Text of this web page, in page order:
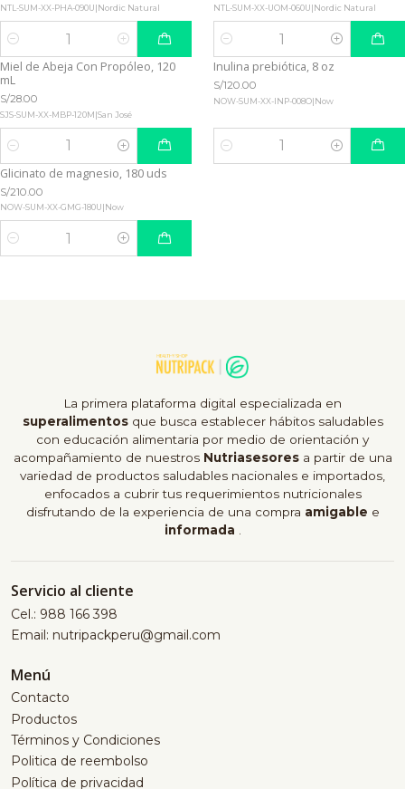
NTL-SUM-XX-PHA-090U|Nordic Natural
Cantidad
NTL-SUM-XX-UOM-060U|Nordic Natural
Cantidad
Miel de Abeja Con Propóleo, 120
mL
S/28.00
SJS-SUM-XX-MBP-120M|San José
Cantidad
Inulina prebiótica, 8 oz
S/120.00
NOW-SUM-XX-INP-008O|Now
Cantidad
Glicinato de magnesio, 180 uds
S/210.00
NOW-SUM-XX-GMG-180U Now
Cantidad
La primera plataforma digital especializada en
superalimentosque busca establecer hábitos saludables
con educación alimentaria por medio de orientación y
acompañamiento de nuestros Nutriasesores a partir de una
variedad de productos saludables nacionales e importados,
enfocados a cubrir tus requerimientos nutricionales
disfrutando de la experiencia de una compra amigable e
informada .
Servicio al cliente
Cel.: 988 166 398
Email: nutripackperu@gmail.com
Menú
Contacto
Productos
Términos y Condiciones
Politica de reembolso
Política de privacidad